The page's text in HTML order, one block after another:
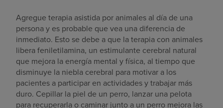
Agregue terapia asistida por animales al día de una
persona y es probable que vea una diferencia de
inmediato. Esto se debe a que la terapia con animales
libera feniletilamina, un estimulante cerebral natural
que mejora la energía mental y física, al tiempo que
disminuye la niebla cerebral para motivar a los
pacientes a participar en actividades y trabajar más
duro. Cepillar la piel de un perro, lanzar una pelota
para recuperarla o caminar junto a un perro mejora las